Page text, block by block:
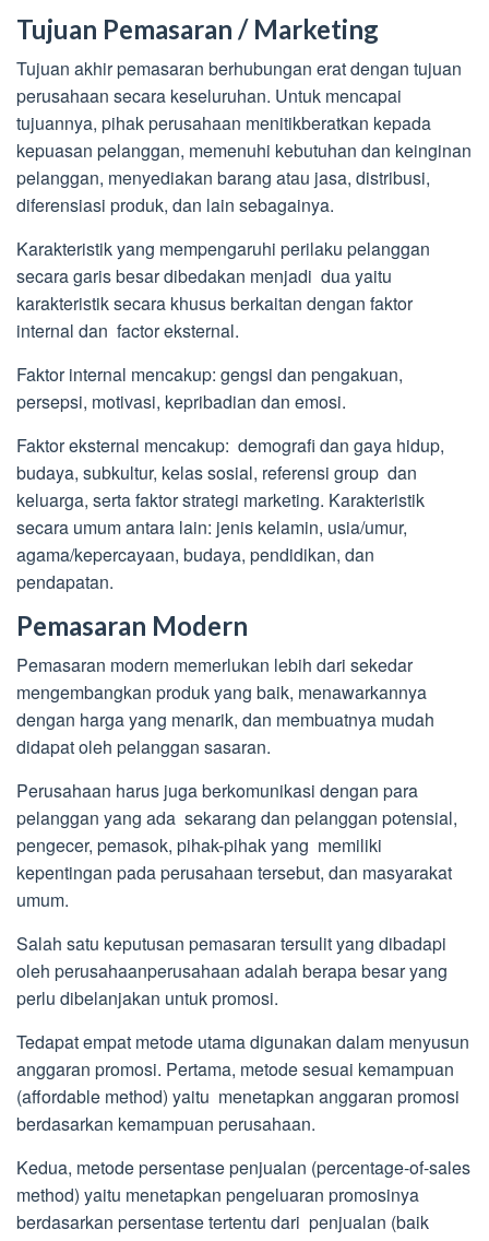
Tujuan Pemasaran / Marketing
Tujuan akhir pemasaran berhubungan erat dengan tujuan
perusahaan secara keseluruhan. Untuk mencapai
tujuannya, pihak perusahaan menitikberatkan kepada
kepuasan pelanggan, memenuhi kebutuhan dan keinginan
pelanggan, menyediakan barang atau jasa, distribusi,
diferensiasi produk, dan lain sebagainya.
Karakteristik yang mempengaruhi perilaku pelanggan
secara garis besar dibedakan menjadi dua yaitu
karakteristik secara khusus berkaitan dengan faktor
internal dan factor eksternal.
Faktor internal mencakup: gengsi dan pengakuan,
persepsi, motivasi, kepribadian dan emosi.
Faktor eksternal mencakup: demografi dan gaya hidup,
budaya, subkultur, kelas sosial, referensi group dan
keluarga, serta faktor strategi marketing. Karakteristik
secara umum antara lain: jenis kelamin, usia/umur,
agama/kepercayaan, budaya, pendidikan, dan
pendapatan.
Pemasaran Modern
Pemasaran modern memerlukan lebih dari sekedar
mengembangkan produk yang baik, menawarkannya
dengan harga yang menarik, dan membuatnya mudah
didapat oleh pelanggan sasaran.
Perusahaan harus juga berkomunikasi dengan para
pelanggan yang ada sekarang dan pelanggan potensial,
pengecer, pemasok, pihak-pihak yang memiliki
kepentingan pada perusahaan tersebut, dan masyarakat
umum.
Salah satu keputusan pemasaran tersulit yang dibadapi
oleh perusahaanperusahaan adalah berapa besar yang
perlu dibelanjakan untuk promosi.
Tedapat empat metode utama digunakan dalam menyusun
anggaran promosi. Pertama, metode sesuai kemampuan
(affordable method) yaitu menetapkan anggaran promosi
berdasarkan kemampuan perusahaan.
Kedua, metode persentase penjualan (percentage-of-sales
method) yaitu menetapkan pengeluaran promosinya
berdasarkan persentase tertentu dari penjualan (baik